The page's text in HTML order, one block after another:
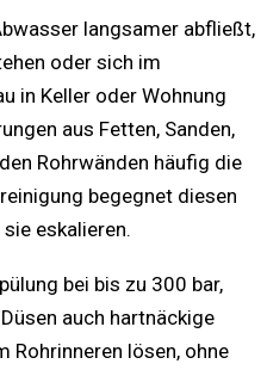
langsamer abfließt,
oder sich im
in Keller oder Wohnung
aus Fetten, Sanden,
Rohrwänden häufig die
begegnet diesen
eskalieren.
bei bis zu 300 bar,
auch hartnäckige
Rohrinneren lösen, ohne